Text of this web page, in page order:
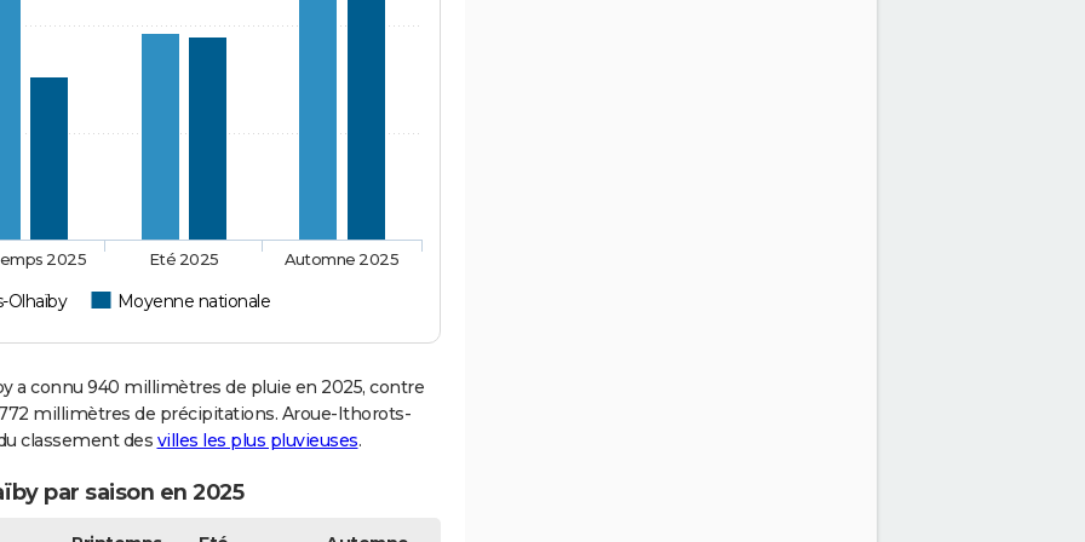
Olhaïby Moyenne nationale
2025 Eté 2025 Automne 2025
a connu 940 millimètres de pluie en 2025, contre
millimètres de précipitations. Aroue-Ithorots-
classement des villes les plus pluvieuses.
par saison en 2025